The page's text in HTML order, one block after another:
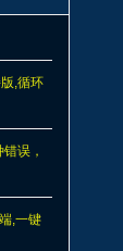
,循环
误，
,一键